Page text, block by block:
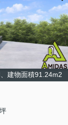
建物面積91.24m2